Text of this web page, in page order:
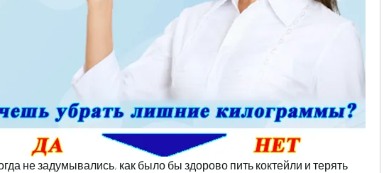
не задумывались, как было бы здорово пить коктейли и терять